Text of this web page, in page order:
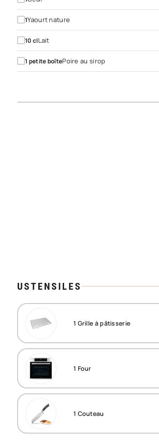
1Yaourt nature
10 clLait
1 petite boîtePoire au sirop
USTENSILES
1 Grille à pâtisserie
1 Four
1 Couteau